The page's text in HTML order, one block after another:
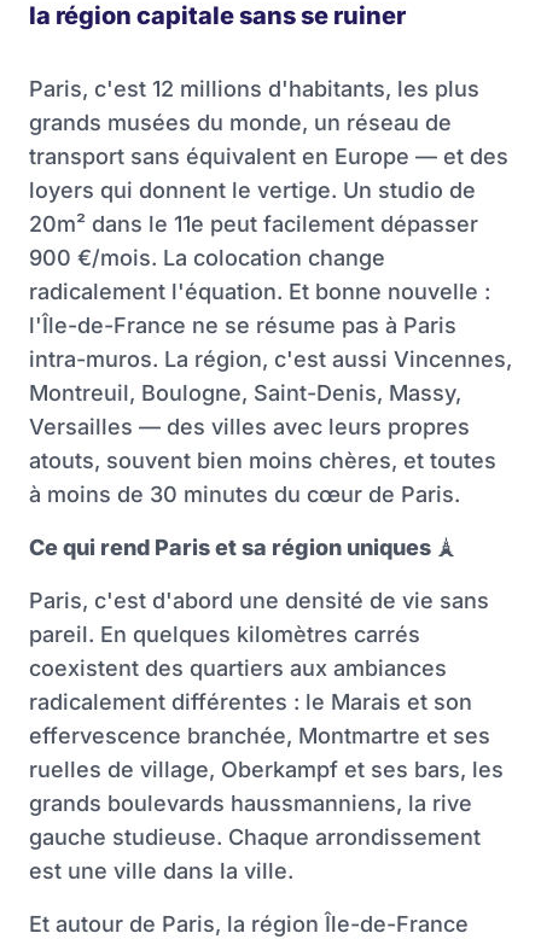
la région capitale sans se ruiner
Paris, c'est 12 millions d'habitants, les plus
grands musées du monde, un réseau de
transport sans équivalent en Europe — et des
loyers qui donnent le vertige. Un studio de
20m² dans le 11e peut facilement dépasser
900 €/mois. La colocation change
radicalement l'équation. Et bonne nouvelle :
l'Île-de-France ne se résume pas à Paris
intra-muros. La région, c'est aussi Vincennes,
Montreuil, Boulogne, Saint-Denis, Massy,
Versailles — des villes avec leurs propres
atouts, souvent bien moins chères, et toutes
à moins de 30 minutes du cœur de Paris.
Ce qui rend Paris et sa région uniques 🗼
Paris, c'est d'abord une densité de vie sans
pareil. En quelques kilomètres carrés
coexistent des quartiers aux ambiances
radicalement différentes : le Marais et son
effervescence branchée, Montmartre et ses
ruelles de village, Oberkampf et ses bars, les
grands boulevards haussmanniens, la rive
gauche studieuse. Chaque arrondissement
est une ville dans la ville.
Et autour de Paris, la région Île-de-France